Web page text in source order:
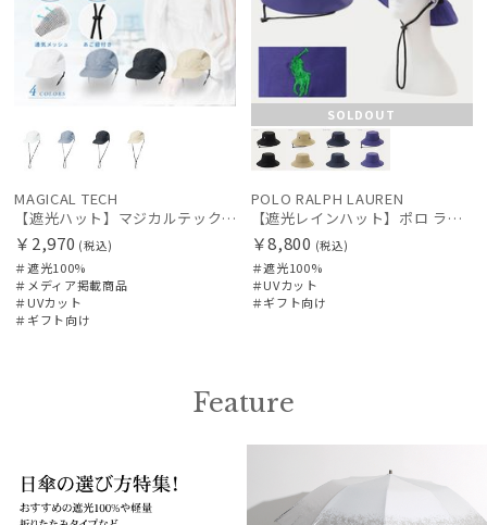
MAGICAL TECH
【遮光ハット】マジカルテックプロテクション キャップ UV100 遮光100 軽量 撥水
￥2,970 (税込)
＃遮光100%
＃メディア掲載商品
＃UVカット
＃ギフト向け
SOLDOUT
POLO RALPH LAUREN
【遮光レインハット】ポロ ラルフ ローレン (POLO RALPH LAUREN) ワンポイントPP刺繍 遮光100 UV100 サイズ調整
￥8,800 (税込)
＃遮光100%
＃UVカット
＃ギフト向け
Feature